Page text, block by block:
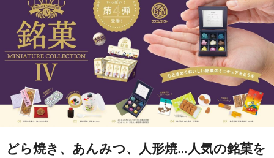
どら焼き、あんみつ、人形焼…人気の銘菓を